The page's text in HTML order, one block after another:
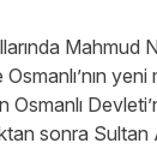
Mahmud
yeni
sonra